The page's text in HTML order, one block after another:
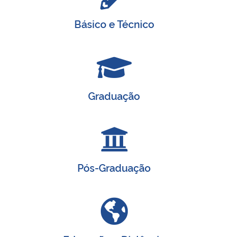
Ministério do Desenvolvimento Regional
Ministério da Mulher, da Família e dos Direitos Humanos
Básico e Técnico
Graduação
Pós-Graduação